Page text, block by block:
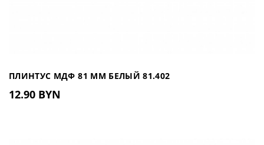
ПЛИНТУС МДФ 81 ММ БЕЛЫЙ 81.402
12.90 BYN